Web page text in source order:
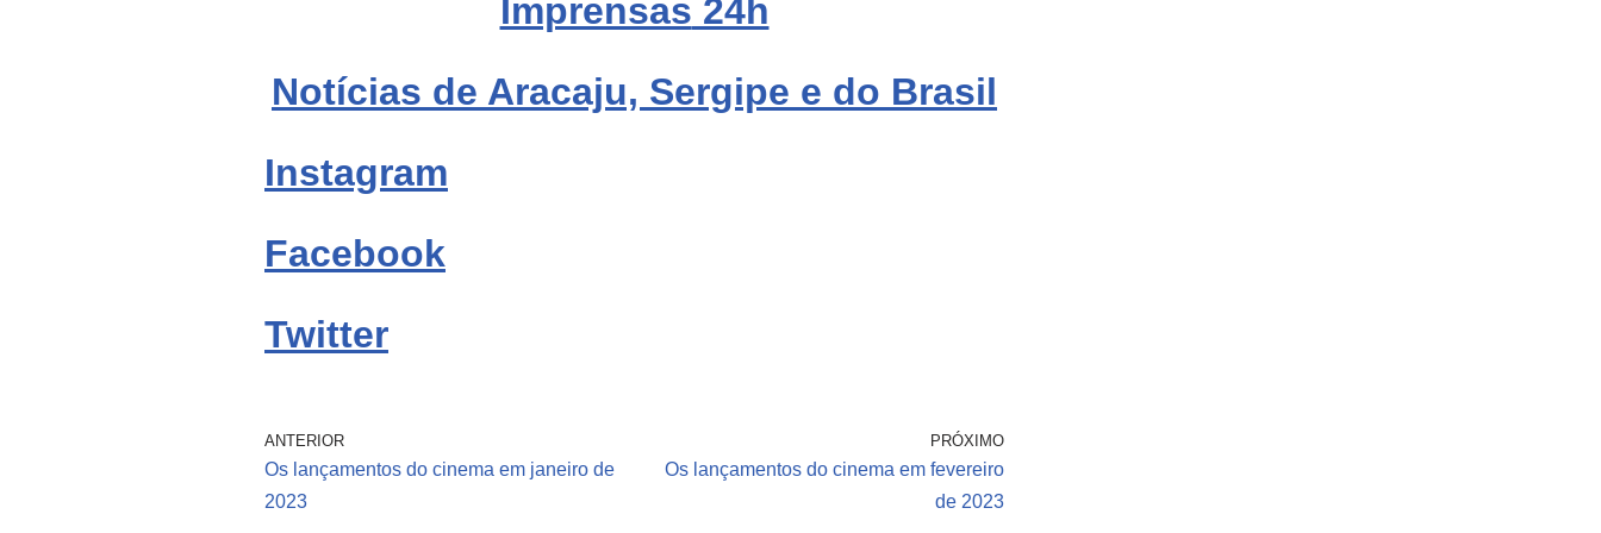
Imprensas 24h
Notícias de Aracaju, Sergipe e do Brasil
Instagram
Facebook
Twitter
ANTERIOR
Os lançamentos do cinema em janeiro de
2023
PRÓXIMO
Os lançamentos do cinema em fevereiro
de 2023